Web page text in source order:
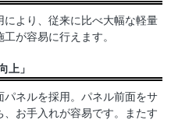
より、従来に比べ大幅な軽量
が容易に行えます。
上」
ネルを採用。パネル前面をサ
お手入れが容易です。またす